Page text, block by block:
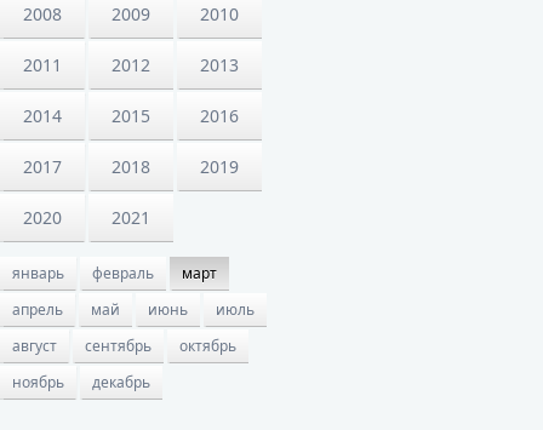
2008 2009 2010
2011 2012 2013
2014 2015 2016
2017 2018 2019
2020 2021
январь февраль
март
апрель
май июнь
июль
август
сентябрь
октябрь
ноябрь
декабрь